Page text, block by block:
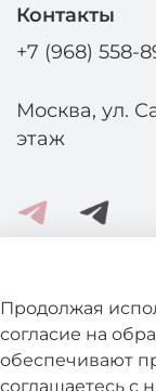
Помощь и
Подробнее
Контакты
+7 (968) 558-
Москва, ул.
этаж
Продолжая
согласие на
обеспечивают
соглашаетесь с